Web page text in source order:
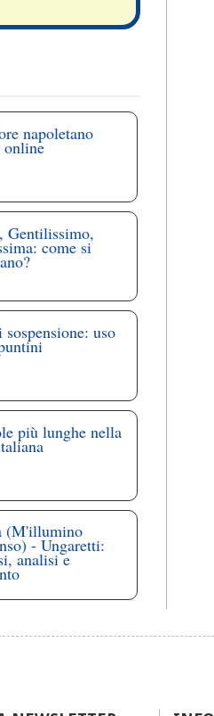
napoletano
Gentilissimo,
come si
uso
più lunghe nella
(M'illumino
- Ungaretti:
analisi e